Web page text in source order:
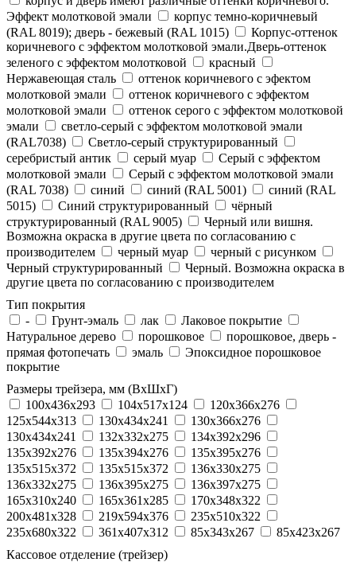
Эффект молотковой эмали
корпус темно-коричневый
(RAL 8019); дверь - бежевый (RAL 1015)
Корпус-оттенок
коричневого с эффектом молотковой эмали.Дверь-оттенок
зеленого с эффектом молотковой
красный
Нержавеющая сталь
оттенок коричневого с эфектом
молотковой эмали
оттенок коричневого с эффектом
молотковой эмали
оттенок серого с эффектом молотковой
эмали
светло-серый с эффектом молотковой эмали
(RAL7038)
Светло-серый структурированный
серебристый антик
серый муар
Серый с эффектом
молотковой эмали
Серый с эффектом молотковой эмали
(RAL 7038)
синий синий (RAL 5001)
синий (RAL
5015)
Синий структурированный
чёрный
структурированный (RAL 9005)
Черный или вишня.
Возможна окраска в другие цвета по согласованию с
производителем
черный муар
черный с рисунком
Черный структурированный
Черный. Возможна окраска в
другие цвета по согласованию с производителем
Тип покрытия
-
Грунт-эмаль лак
Лаковое покрытие
Натуральное дерево
порошковое
порошковое, дверь -
прямая фотопечать
эмаль
Эпоксидное порошковое
покрытие
Размеры трейзера, мм (ВхШхГ)
100x436x293
104х517х124
120x366x276
125x544x313
130x434x241
130х366х276
130х434х241
132x332x275
134x392x296
135x392x276
135x394x276
135x395x276
135x515x372
135х515х372
136x330x275
136x332x275
136x395x275
136x397x275
165x310x240
165x361x285
170x348x322
200x481x328
219x594x376
235x510x322
235x680x322
361x407x312 85x343x267
85x423x267
Кассовое отделение (трейзер)